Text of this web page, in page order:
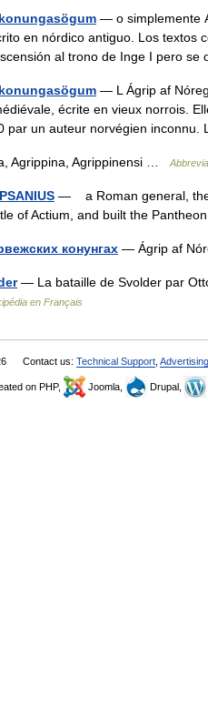
— o simplemente
en nórdico antiguo. Los textos
al trono de Inge I pero
— L Ágrip af
écrite en vieux norrois.
par un auteur norvégien
Agrippina, Agrippinensi …
— a Roman general, the
of Actium, and built the
конунгах — Ágrip af
— La bataille de Svolder par
en Français
Contact us: Technical Support Advertising
on PHP, Joomla, Drupal,